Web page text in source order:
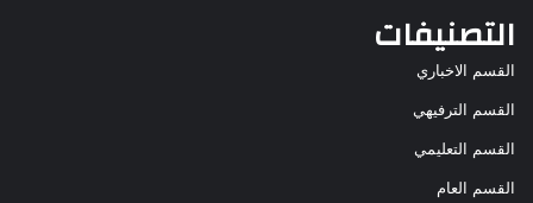
التصنيفات
القسم الاخباري
القسم الترفيهي
القسم التعليمي
القسم العام